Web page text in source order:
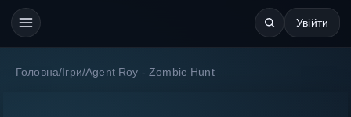
Увійти
Головна/ Ігри/Agent Roy - Zombie Hunt